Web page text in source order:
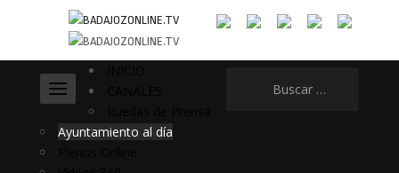
Ayuntamiento al día